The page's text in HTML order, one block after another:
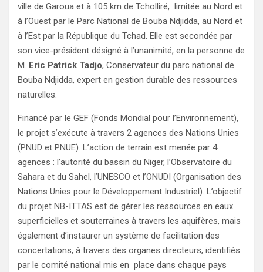
ville de Garoua et à 105 km de Tcholliré, limitée au Nord et
à l’Ouest par le Parc National de Bouba Ndjidda, au Nord et
à l’Est par la République du Tchad. Elle est secondée par
son vice-président désigné à l’unanimité, en la personne de
M. Eric Patrick Tadjo, Conservateur du parc national de
Bouba Ndjidda, expert en gestion durable des ressources
naturelles.
Financé par le GEF (Fonds Mondial pour l’Environnement),
le projet s’exécute à travers 2 agences des Nations Unies
(PNUD et PNUE). L’action de terrain est menée par 4
agences : l’autorité du bassin du Niger, l’Observatoire du
Sahara et du Sahel, l’UNESCO et l’ONUDI (Organisation des
Nations Unies pour le Développement Industriel). L’objectif
du projet NB-ITTAS est de gérer les ressources en eaux
superficielles et souterraines à travers les aquifères, mais
également d’instaurer un système de facilitation des
concertations, à travers des organes directeurs, identifiés
par le comité national mis en place dans chaque pays